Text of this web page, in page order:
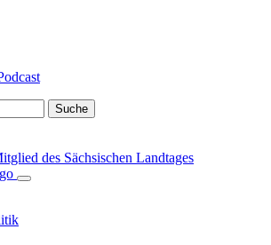
des Sächsischen Landtages